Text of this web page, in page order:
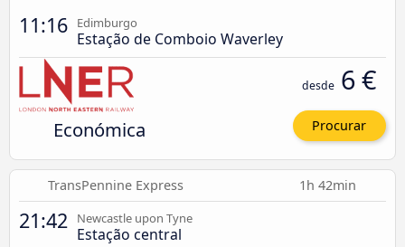
11:16 Edimburgo
Estação de Comboio Waverley
Económica
desde 6 €
Procurar
TransPennine Express 1h 42min
21:42 Newcastle upon Tyne
Estação central